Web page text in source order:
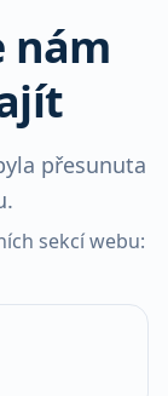
nám
přesunuta
sekcí webu: